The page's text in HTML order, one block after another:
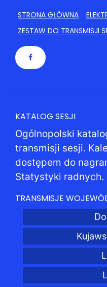
STRONA GŁÓWNA
ZESTAW DO TRANSMISJI
KATALOG SESJI
Ogólnopolski
transmisji sesji.
dostępem do
Statystyki radnych.
TRANSMISJE